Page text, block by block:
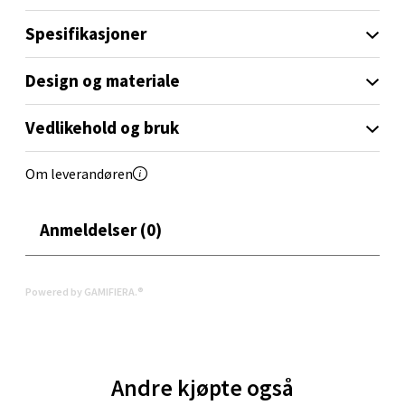
og dekor.
Spesifikasjoner
Design og materiale
Vedlikehold og bruk
Om leverandøren
Anmeldelser (0)
Powered by GAMIFIERA.®
Andre kjøpte også
0 i butikk
Orkanger - Thon Senter Orkanger
Orkanger